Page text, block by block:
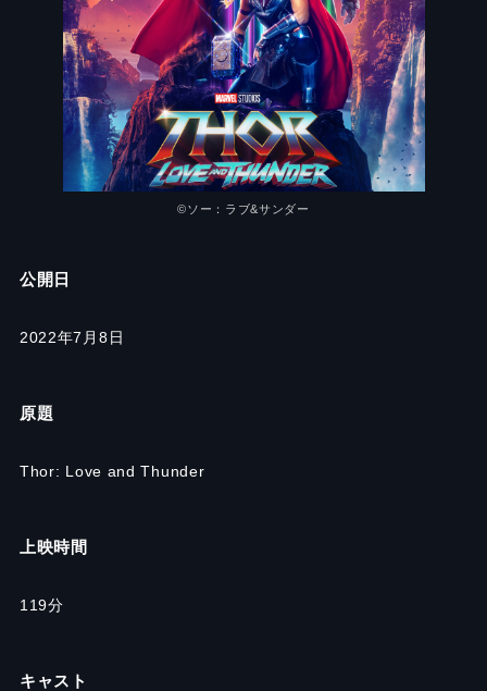
©︎ソー：ラブ&サンダー
公開日
2022年7月8日
原題
Thor: Love and Thunder
上映時間
119分
キャスト